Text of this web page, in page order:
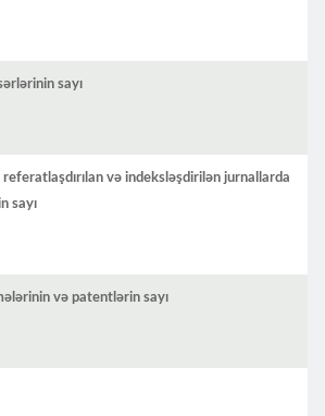
sayı
və indeksləşdirilən jurnallarda
sayı
və patentlərin sayı